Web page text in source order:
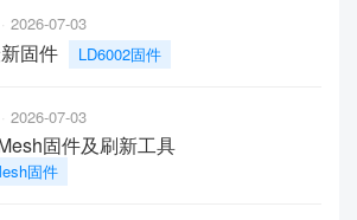
2026-07-03
固件 LD6002固件
2026-07-03
固件及刷新工具
固件